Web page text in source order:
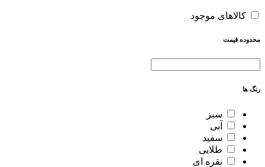
کالاهای موجود
محدوده قیمت
رنگ ها
سبز
آبی
سفید
طلایی
نقره ای